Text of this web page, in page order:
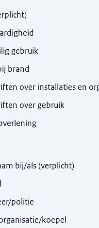
)
gebruik
brand
over installaties en
over gebruik
bij/als(verplicht)
politie
koepel